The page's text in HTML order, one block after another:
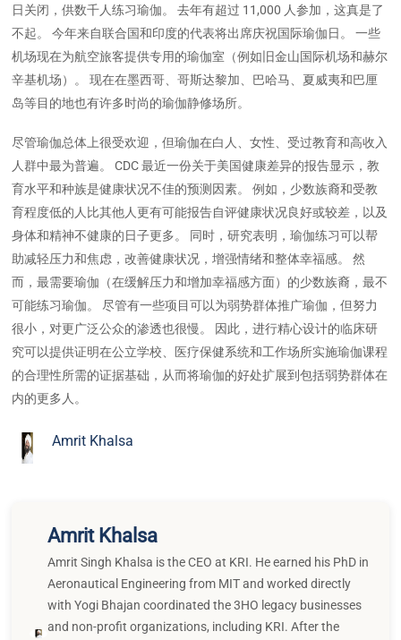
日关闭，供数千人练习瑜伽。 去年有超过 11,000 人参加，这真是了
不起。 今年来自联合国和印度的代表将出席庆祝国际瑜伽日。 一些
机场现在为航空旅客提供专用的瑜伽室（例如旧金山国际机场和赫尔
辛基机场）。 现在在墨西哥、哥斯达黎加、巴哈马、夏威夷和巴厘
岛等目的地也有许多时尚的瑜伽静修场所。
尽管瑜伽总体上很受欢迎，但瑜伽在白人、女性、受过教育和高收入
人群中最为普遍。 CDC 最近一份关于美国健康差异的报告显示，教
育水平和种族是健康状况不佳的预测因素。 例如，少数族裔和受教
育程度低的人比其他人更有可能报告自评健康状况良好或较差，以及
身体和精神不健康的日子更多。 同时，研究表明，瑜伽练习可以帮
助减轻压力和焦虑，改善健康状况，增强情绪和整体幸福感。 然
而，最需要瑜伽（在缓解压力和增加幸福感方面）的少数族裔，最不
可能练习瑜伽。 尽管有一些项目可以为弱势群体推广瑜伽，但努力
很小，对更广泛公众的渗透也很慢。 因此，进行精心设计的临床研
究可以提供证明在公立学校、医疗保健系统和工作场所实施瑜伽课程
的合理性所需的证据基础，从而将瑜伽的好处扩展到包括弱势群体在
内的更多人。
Amrit Khalsa
Amrit Khalsa
Amrit Singh Khalsa is the CEO at KRI. He earned his PhD in
Aeronautical Engineering from MIT and worked directly
with Yogi Bhajan coordinated the 3HO legacy businesses
and non-profit organizations, including KRI. After the